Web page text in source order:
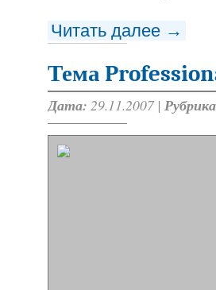
Читать далее →
Тема
Дата: 29.11.2007 |